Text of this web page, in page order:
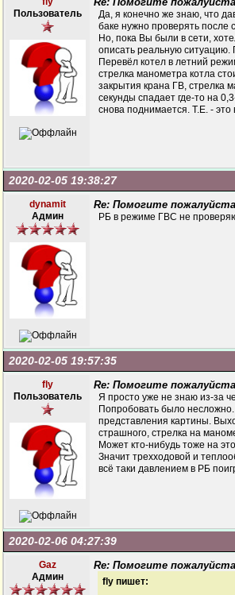
Пользователь
Да, я конечно же знаю, что
баке нужно проверять после
Но, пока Вы были в сети,
описать реальную
Перевёл котел в летний
стрелка манометра котла
закрытия крана ГВ, стрелка
секунды спадает где-то на
снова поднимается. Т.Е. - это
2020-02-05 19:38:27
dynamit
Админ
Re: Помогите
РБ в режиме ГВС не
2020-02-05 19:57:35
fly
Пользователь
Re: Помогите
Я просто уже не знаю из-за
Попробовать было
представления картины.
страшного, стрелка на
Может кто-нибудь тоже на
Значит трехходовой и
всё таки давлением в РБ
2020-02-06 04:27:39
Gaz
Админ
Re: Помогите
fly пишет: